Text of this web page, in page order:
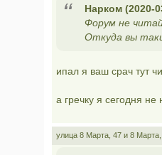
Наркoм (2020-
Форум не
Откуда вы
ипал я ваш срач тут
а гречку я сегодня
улица 8 Марта, 47 и 8